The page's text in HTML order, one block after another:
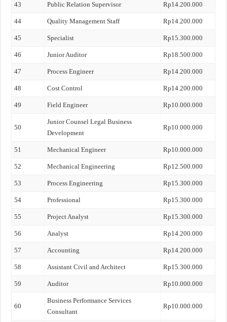
43 Public Relation Supervisor Rp14.200.000
44 Quality Management Staff Rp14.200.000
45 Specialist Rp15.300.000
46 Junior Auditor Rp18.500.000
47 Process Engineer Rp14.200.000
48 Cost Control Rp14.200.000
49 Field Engineer Rp10.000.000
50
Junior Counsel Legal Business
Development
Rp10.000.000
51 Mechanical Engineer Rp10.000.000
52 Mechanical Engineering Rp12.500.000
53 Process Engineering Rp15.300.000
54 Professional Rp15.300.000
55 Project Analyst Rp15.300.000
56 Analyst Rp14.200.000
57 Accounting Rp14.200.000
58 Assistant Civil and Architect Rp15.300.000
59 Auditor Rp10.000.000
60
Business Performance Services
Consultant
Rp10.000.000